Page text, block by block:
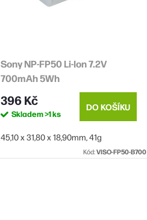
Sony NP-FP50 Li-Ion 7.2V
700mAh 5Wh
396 Kč
Skladem>1 ks
DO KOŠÍKU
45,10 x 31,80 x 18,90mm, 41g
Kód:VISO-FP50-B700